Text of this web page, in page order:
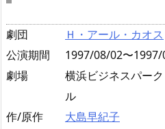
劇団
Ｈ・アール・カオス
公演期間
1997/08/02〜
劇場
横浜ビジネスパー
ル
作/原作
大島早紀子